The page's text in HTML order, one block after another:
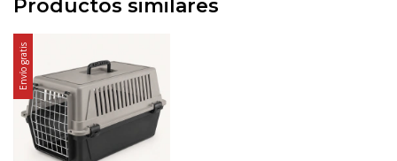
Productos similares
Envío gratis